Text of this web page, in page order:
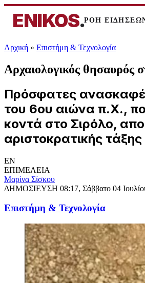
ENIKOS.ΡΟΗ
Αρχική » Επιστήμη & Τεχνολογία
Αρχαιολογικός θησαυρός
Πρόσφατες
του 6ου αιώνα π.Χ.,
κοντά στο Σιρόλο,
αριστοκρατικής
EN
ΕΠΙΜΕΛΕΙΑ
Μαρίνα Σίσκου
ΔΗΜΟΣΙΕΥΣΗ 08:17, Σάββατο 04
Επιστήμη & Τεχνολογία